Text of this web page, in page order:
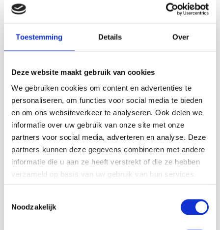
Toestemming Details Over
Deze website maakt gebruik van cookies
We gebruiken cookies om content en advertenties te
personaliseren, om functies voor social media te bieden
en om ons websiteverkeer te analyseren. Ook delen we
informatie over uw gebruik van onze site met onze
partners voor social media, adverteren en analyse. Deze
partners kunnen deze gegevens combineren met andere
informatie die u aan ze heeft verstrekt of die ze hebben
verzameld op basis van uw gebruik van hun services.
Noodzakelijk
stroomuitval?
impact enorm zijn. Machines vallen stil, productieprocessen
afhankelijk zijn…
Lees meer